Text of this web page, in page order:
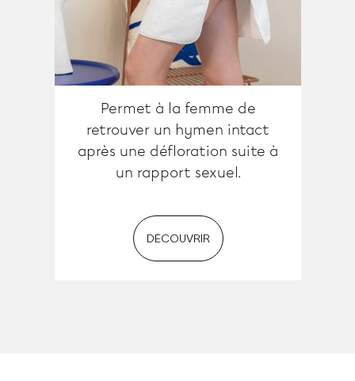
Permet à la femme de
retrouver un hymen intact
après une défloration suite à
un rapport sexuel.
DÉCOUVRIR